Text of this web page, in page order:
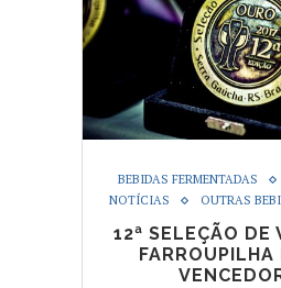
BEBIDAS FERMENTADAS
NOTÍCIAS
OUTRAS
12ª SELEÇÃO DE
FARROUPILHA